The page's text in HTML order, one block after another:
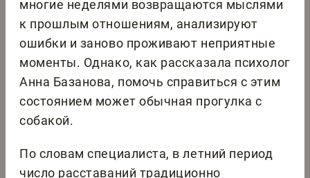
многие неделями возвращаются мыслями
к прошлым отношениям, анализируют
ошибки и заново проживают неприятные
моменты. Однако, как рассказала психолог
Анна Базанова, помочь справиться с этим
состоянием может обычная прогулка с
собакой.
По словам специалиста, в летний период
число расставаний традиционно